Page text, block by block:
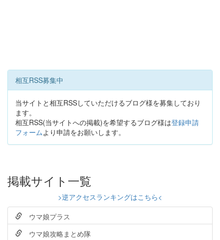
相互RSS募集中
当サイトと相互RSSしていただけるブログ様を募集しており
ます。
相互RSS(当サイトへの掲載)を希望するブログ様は登録申請
フォームより申請をお願いします。
掲載サイト一覧
>逆アクセスランキングはこちら<
ウマ娘プラス
ウマ娘攻略まとめ隊